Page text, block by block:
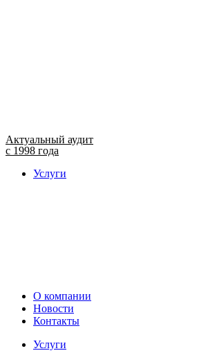
Актуальный аудит
с 1998 года
Услуги
О компании
Новости
Контакты
Услуги